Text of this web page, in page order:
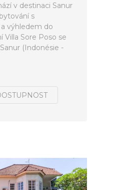
v destinaci Sanur
s
výhledem do
Villa Sore Poso se
(Indonésie -